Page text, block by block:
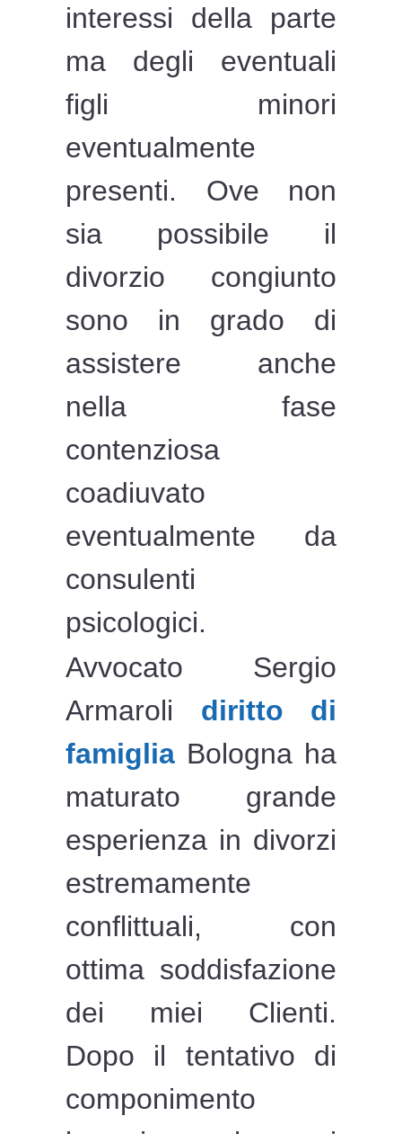
interessi della parte
ma degli eventuali
figli minori
eventualmente
presenti. Ove non
sia possibile il
divorzio congiunto
sono in grado di
assistere anche
nella fase
contenziosa
coadiuvato
eventualmente da
consulenti
psicologici.
Avvocato Sergio
Armaroli diritto di
famiglia Bologna ha
maturato grande
esperienza in divorzi
estremamente
conflittuali, con
ottima soddisfazione
dei miei Clienti.
Dopo il tentativo di
componimento